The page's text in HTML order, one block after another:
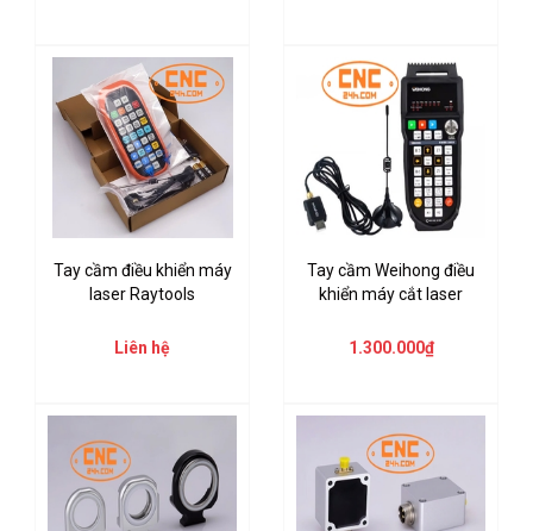
Tay cầm điều khiển máy
laser Raytools
Liên hệ
Tay cầm Weihong điều
khiển máy cắt laser
1.300.000₫